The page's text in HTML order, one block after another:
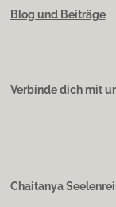
Blog und Beiträge
Verbinde dich mit
Chaitanya